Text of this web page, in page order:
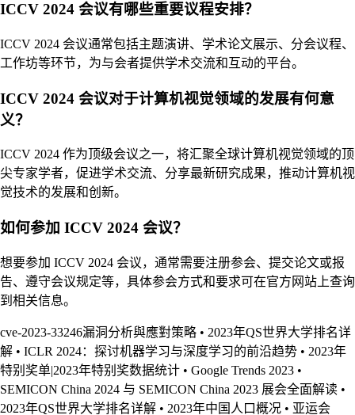
ICCV 2024 会议有哪些重要议程安排？
ICCV 2024 会议通常包括主题演讲、学术论文展示、分会议程、
工作坊等环节，为与会者提供学术交流和互动的平台。
ICCV 2024 会议对于计算机视觉领域的发展有何意
义？
ICCV 2024 作为顶级会议之一，将汇聚全球计算机视觉领域的顶
尖专家学者，促进学术交流、分享最新研究成果，推动计算机视
觉技术的发展和创新。
如何参加 ICCV 2024 会议？
想要参加 ICCV 2024 会议，通常需要注册参会、提交论文或报
告、遵守会议规定等，具体参会方式和要求可在官方网站上查询
到相关信息。
cve-2023-33246漏洞分析與應對策略 • 2023年QS世界大学排名详
解 • ICLR 2024：探讨机器学习与深度学习的前沿趋势 • 2023年
特别奖单|2023年特别奖数据统计 • Google Trends 2023 •
SEMICON China 2024 与 SEMICON China 2023 展会全面解读 •
2023年QS世界大学排名详解 • 2023年中国人口概况 • 亚运会